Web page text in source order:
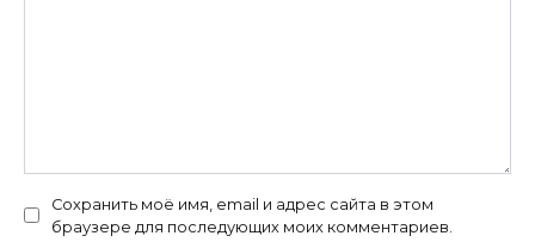
Сохранить моё имя, email и адрес сайта в этом
браузере для последующих моих комментариев.